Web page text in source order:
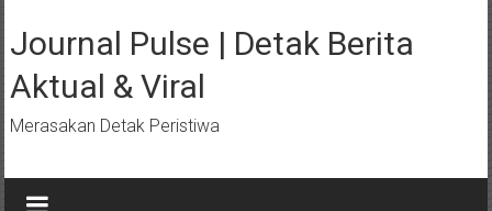
konten
Journal Pulse | Detak Berita
Aktual & Viral
Merasakan Detak Peristiwa